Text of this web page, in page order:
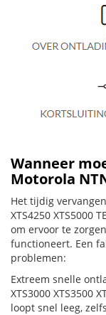
Wanneer
Motorola
Het tijdig
XTS4250 XTS5000
om ervoor te
functioneert. Een
problemen:
Extreem snelle
XTS3000 XTS3500
loopt snel leeg,